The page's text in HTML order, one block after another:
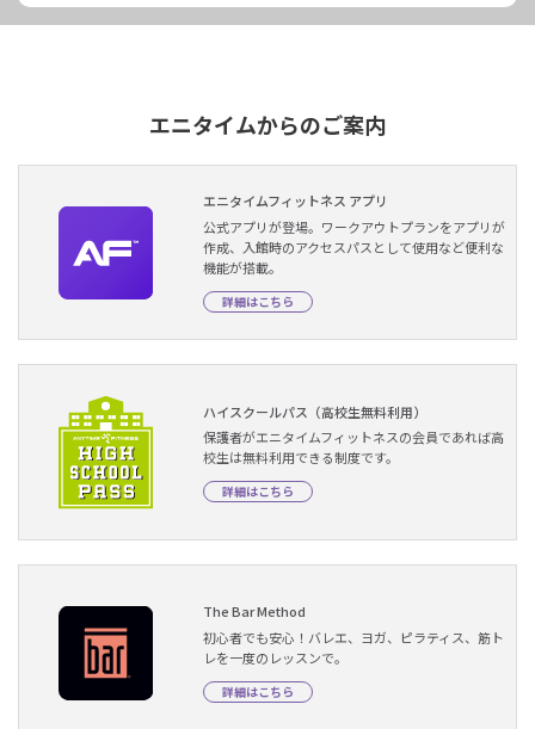
エニタイムからのご案内
エニタイムフィットネス アプリ
公式アプリが登場。ワークアウトプランをアプリが
作成、入館時のアクセスパスとして使用など便利な
機能が搭載。
詳細はこちら
ハイスクールパス（高校生無料利用）
保護者がエニタイムフィットネスの会員であれば高
校生は無料利用できる制度です。
詳細はこちら
The Bar Method
初心者でも安心！バレエ、ヨガ、ピラティス、筋ト
レを一度のレッスンで。
詳細はこちら